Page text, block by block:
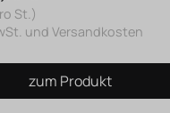
St.)
und Versandkosten
zum Produkt